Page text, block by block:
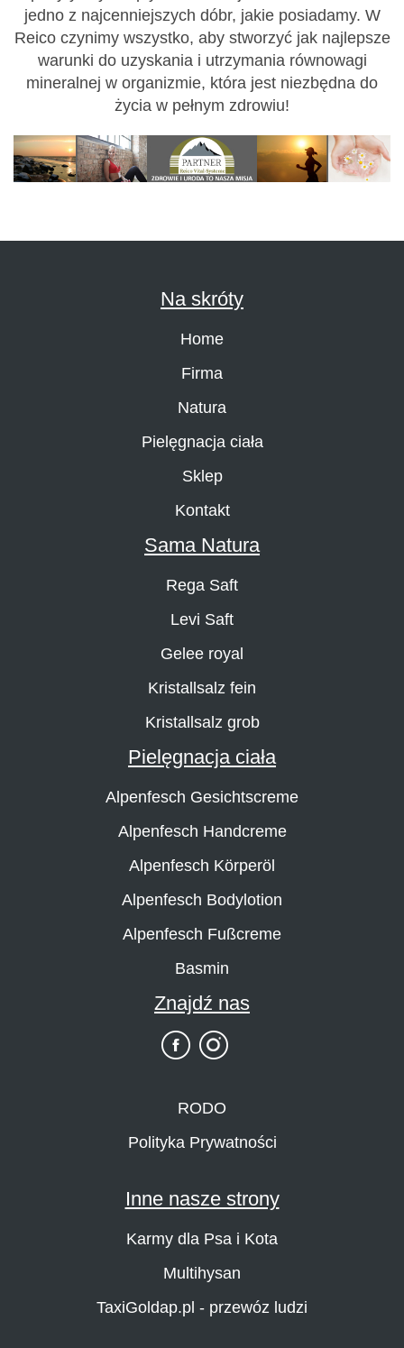
jedno z najcenniejszych dóbr, jakie posiadamy. W
Reico czynimy wszystko, aby stworzyć jak najlepsze
warunki do uzyskania i utrzymania równowagi
mineralnej w organizmie, która jest niezbędna do
życia w pełnym zdrowiu!
Na skróty
Home
Firma
Natura
Pielęgnacja ciała
Sklep
Kontakt
Sama Natura
Rega Saft
Levi Saft
Gelee royal
Kristallsalz fein
Kristallsalz grob
Pielęgnacja ciała
Alpenfesch Gesichtscreme
Alpenfesch Handcreme
Alpenfesch Körperöl
Alpenfesch Bodylotion
Alpenfesch Fußcreme
Basmin
Znajdź nas
RODO
Polityka Prywatności
Inne nasze strony
Karmy dla Psa i Kota
Multihysan
TaxiGoldap.pl - przewóz ludzi